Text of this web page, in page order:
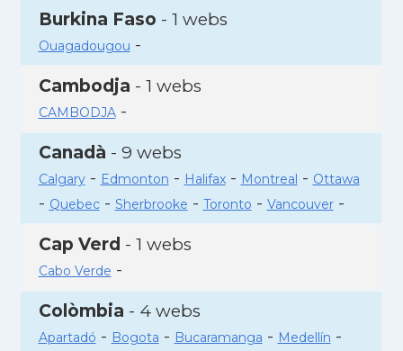
Burkina Faso - 1 webs
Ouagadougou -
Cambodja - 1 webs
CAMBODJA-
Canadà - 9 webs
Calgary- Edmonton - Halifax- Montreal - Ottawa
- Quebec- Sherbrooke - Toronto - Vancouver-
Cap Verd - 1 webs
Cabo Verde -
Colòmbia - 4 webs
Apartadó - Bogota - Bucaramanga - Medellín -